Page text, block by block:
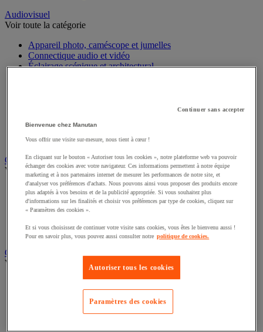
Audiovisuel
Voir toute la catégorie
Appareil photo, caméscope et jumelles
Connectique audio et vidéo
Éclairage scénique et architectural
Sonorisation et enregistrement professionnels
Système d'affichage dynamique et interactif
Télévision, lecteur DVD et Blu-ray
Chauffage, climatisation et traitement de l'air
Voir toute la catégorie
Chauffage
Climatiseur
Rafraîchisseur d'air
Ventilateur
Classement et archivage
Voir toute la catégorie
Accessoires de classement pour le bureau
Boîte et caisse d'archives
Chemise et trieur
Classeur, intercalaire et pochette
Continuer sans accepter
Bienvenue chez Manutan
Vous offrir une visite sur-mesure, nous tient à cœur !
En cliquant sur le bouton « Autoriser tous les cookies », notre plateforme web va pouvoir
échanger des cookies avec votre navigateur. Ces informations permettent à notre équipe
marketing et à nos partenaires internet de mesurer les performances de notre site, et
d'analyser vos préférences d'achats. Nous pouvons ainsi vous proposer des produits encore
plus adaptés à vos besoins et de la publicité appropriée. Si vous souhaitez plus
d'informations sur les finalités et choisir vos préférences par type de cookies, cliquez sur
« Paramètres des cookies ».
Et si vous choisissez de continuer votre visite sans cookies, vous êtes le bienvenu aussi !
Pour en savoir plus, vous pouvez aussi consulter notre politique de cookies.
Autoriser tous les cookies
Paramètres des cookies